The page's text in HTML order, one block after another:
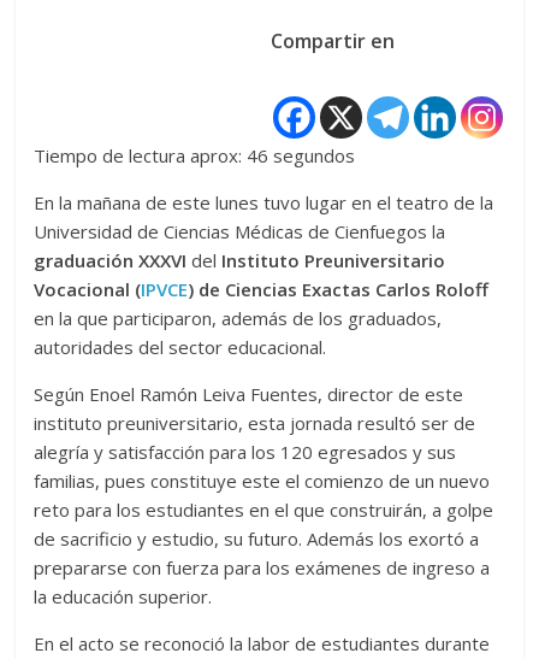
Compartir en
Tiempo de lectura aprox: 46 segundos
En la mañana de este lunes tuvo lugar en el teatro de la
Universidad de Ciencias Médicas de Cienfuegos la
graduación XXXVI del Instituto Preuniversitario
Vocacional (IPVCE) de Ciencias Exactas Carlos Roloff
en la que participaron, además de los graduados,
autoridades del sector educacional.
Según Enoel Ramón Leiva Fuentes, director de este
instituto preuniversitario, esta jornada resultó ser de
alegría y satisfacción para los 120 egresados y sus
familias, pues constituye este el comienzo de un nuevo
reto para los estudiantes en el que construirán, a golpe
de sacrificio y estudio, su futuro. Además los exortó a
prepararse con fuerza para los exámenes de ingreso a
la educación superior.
En el acto se reconoció la labor de estudiantes durante